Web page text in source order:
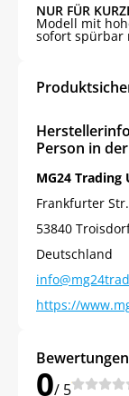
NUR FÜR
Modell mit
sofort spürbar
Person in der
MG24
Frankfurter
53840
Deutschland
https://
Bewertungen
0/ 5